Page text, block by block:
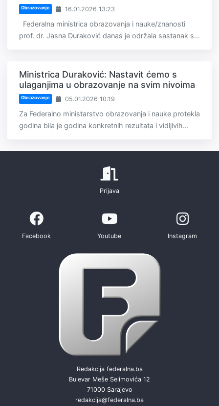
Obrazovanje 16.01.2026 13:23
Federalna ministrica obrazovanja i nauke/znanosti
prof. dr. Jasna Duraković danas je održala sastanak s...
Ministrica Duraković: Nastavit ćemo s
ulaganjima u obrazovanje na svim nivoima
Obrazovanje 05.01.2026 10:19
Za Federalno ministarstvo obrazovanja i nauke protekla
godina bila je godina konkretnih rezultata i vidljivih...
Prijava
Facebook Youtube Instagram
Redakcija federalna.ba
Bulevar Meše Selimovića 12
71000 Sarajevo
redakcija@federalna.ba